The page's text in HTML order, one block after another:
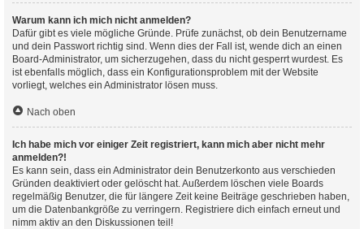
Warum kann ich mich nicht anmelden?
Dafür gibt es viele mögliche Gründe. Prüfe zunächst, ob dein Benutzername
und dein Passwort richtig sind. Wenn dies der Fall ist, wende dich an einen
Board-Administrator, um sicherzugehen, dass du nicht gesperrt wurdest. Es
ist ebenfalls möglich, dass ein Konfigurationsproblem mit der Website
vorliegt, welches ein Administrator lösen muss.
Nach oben
Ich habe mich vor einiger Zeit registriert, kann mich aber nicht mehr
anmelden?!
Es kann sein, dass ein Administrator dein Benutzerkonto aus verschieden
Gründen deaktiviert oder gelöscht hat. Außerdem löschen viele Boards
regelmäßig Benutzer, die für längere Zeit keine Beiträge geschrieben haben,
um die Datenbankgröße zu verringern. Registriere dich einfach erneut und
nimm aktiv an den Diskussionen teil!